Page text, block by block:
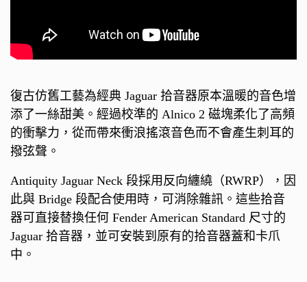
復古仿舊工藝為經典 Jaguar 拾音器原本溫暖的音色增
添了一絲甜美。經過校準的 Alnico 2 磁塊柔化了高頻
的衝擊力，從而帶來衝浪搖滾音色而不會產生刺耳的
撥弦聲。
Antiquity Jaguar Neck 段採用反向纏繞（RWRP），因
此與 Bridge 段配合使用時，可消除雜訊。這些拾音
器可直接替換任何 Fender American Standard 尺寸的
Jaguar 拾音器，並可安裝到原有的拾音器蓋和卡爪
中。